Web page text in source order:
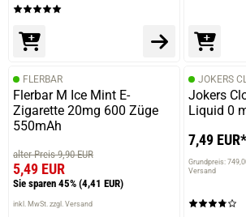
Trustedshops.de
verifizierter Onlinekauf.
Die Bewertung erfolgte ohne Abgabe
11.05.2025 — via
Rico V.
FLERBAR
Flerbar M Ice Mint E-
Zigarette 20mg 600 Züge
550mAh
alter Preis 9,90 EUR
5,49 EUR
Sie sparen 45% (4,41 EUR)
inkl. MwSt. zzgl. Versand
JOKERS
Jokers
Liquid 0
7,49 EUR*
Grundpreis:
Versand